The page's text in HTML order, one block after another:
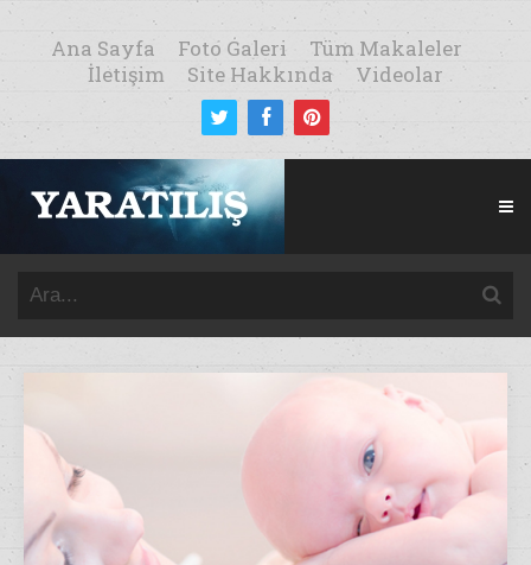
Ana Sayfa Foto Galeri
Tüm Makaleler
İletişim
Site Hakkında Videolar